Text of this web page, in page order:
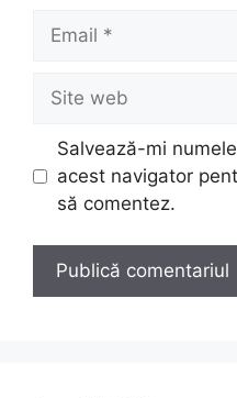
web
Salvează-mi
acest navigator
să comentez.